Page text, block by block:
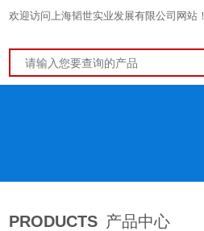
欢迎访问上海韬世实业发展有限公司网站！
PRODUCTS 产品中心